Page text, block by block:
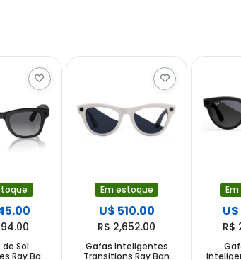
Sol
Ray Ban
Em estoque
U$ 510.00
R$ 2,652.00
Gafas Inteligentes
Transitions Ray Ban
R$